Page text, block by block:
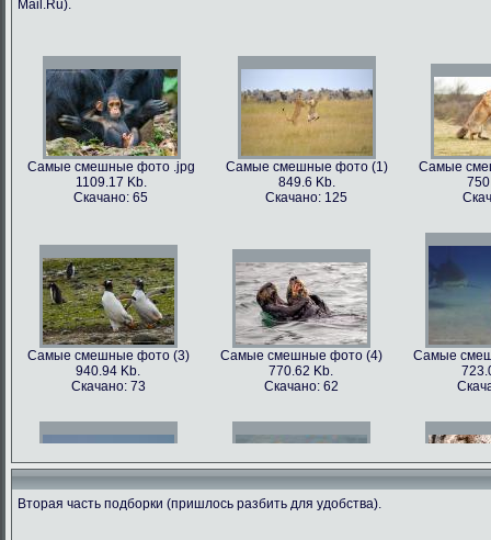
Mail.Ru).
Самые смешные фото .jpg
1109.17 Kb.
Скачано: 65
Самые смешные фото (1)
849.6 Kb.
Скачано: 125
Самые
Самые смешные фото (3)
940.94 Kb.
Скачано: 73
Самые смешные фото (4)
770.62 Kb.
Скачано: 62
Самые
Вторая часть подборки (пришлось разбить для удобства).